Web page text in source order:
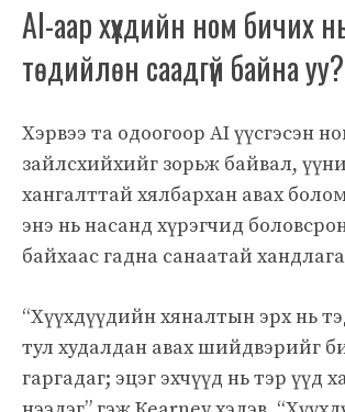
AI-аар хүүхдийн ном бичих
төдийлөн саадгүй байна уу?
Хэрвээ та одоогоор AI үүсгэсэн
зайлсхийхийг зорьж байвал,
хангалттай хялбархан авах
энэ нь насанд хүрэгчид
байхаас гадна санаатай
“Хүүхдүүдийн хяналтын эрх нь
тул худалдан авах шийдвэрийг
гаргадаг; эцэг эхчүүд нь тэр үүд